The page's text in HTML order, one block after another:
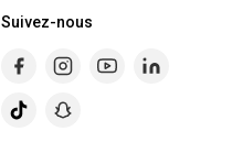
Suivez-nous